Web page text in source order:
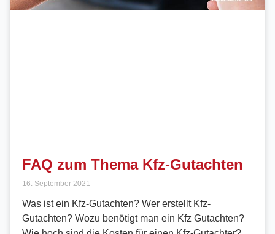
FAQ zum Thema Kfz-Gutachten
16. September 2021
Was ist ein Kfz-Gutachten? Wer erstellt Kfz-
Gutachten? Wozu benötigt man ein Kfz Gutachten?